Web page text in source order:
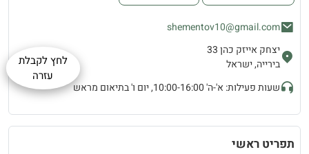
לחץ לקבלת
עזרה
shementov10@gmail.com
יצחק אייזק כהן 33
בירייה, ישראל
שעות פעילות: א'-ה' 10:00-16:00, יום ו' בתיאום מראש
תפריט ראשי